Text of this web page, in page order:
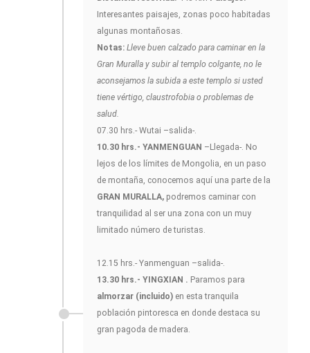
Interesantes paisajes, zonas poco habitadas
algunas montañosas.
Notas: Lleve buen calzado para caminar en la
Gran Muralla y subir al templo colgante, no le
aconsejamos la subida a este templo si usted
tiene vértigo, claustrofobia o problemas de
salud.
07.30 hrs.- Wutai –salida-.
10.30 hrs.- YANMENGUAN –Llegada-. No
lejos de los límites de Mongolia, en un paso
de montaña, conocemos aquí una parte de la
GRAN MURALLA, podremos caminar con
tranquilidad al ser una zona con un muy
limitado número de turistas.
12.15 hrs.- Yanmenguan –salida-.
13.30 hrs.- YINGXIAN . Paramos para
almorzar (incluido) en esta tranquila
población pintoresca en donde destaca su
gran pagoda de madera.